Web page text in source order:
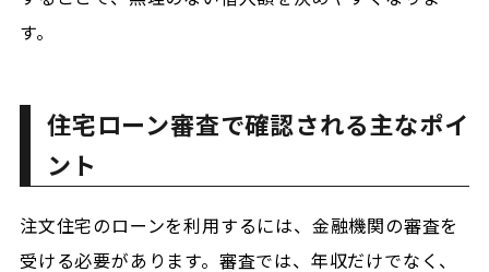
す。
住宅ローン審査で確認される主なポイ
ント
注文住宅のローンを利用するには、金融機関の審査を
受ける必要があります。審査では、年収だけでなく、